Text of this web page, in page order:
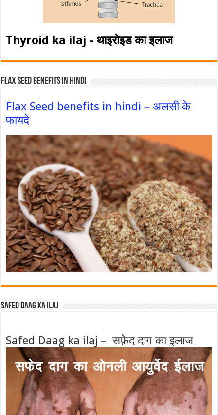
Thyroid ka ilaj - थाइरोइड का इलाज
Flax Seed Benefits in hindi
Flax Seed benefits in hindi – अलसी के
फायदे
Safed Daag ka ilaj
Safed Daag ka ilaj – सफ़ेद दाग का इलाज